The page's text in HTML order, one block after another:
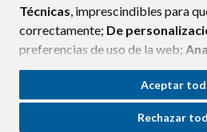
Técnicas, imprescindibles para
correctamente; De
preferencias de uso de la web;
funcionamiento de la web y sus
Si acepta pulsando el botón
consideramos que acepta su uso.
Aceptar
Rechazar